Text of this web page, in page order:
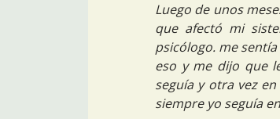
Luego de unos
que afectó mi
psicólogo. me
eso y me dijo que
seguía y otra vez
siempre yo seguía